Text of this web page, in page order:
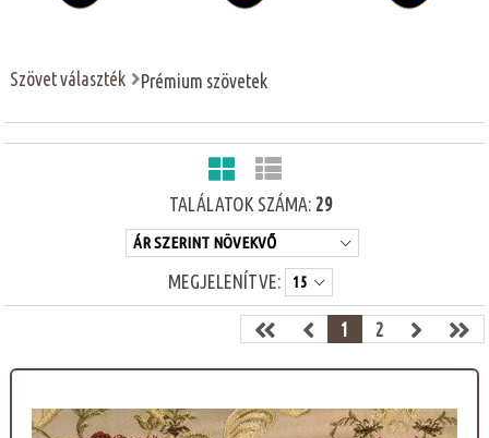
Szövet választék Prémium szövetek
TALÁLATOK SZÁMA: 29
MEGJELENÍTVE:
1 2